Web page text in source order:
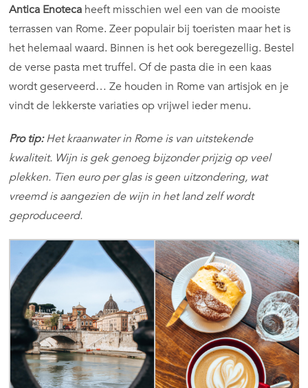
Antica Enoteca heeft misschien wel een van de mooiste
terrassen van Rome. Zeer populair bij toeristen maar het is
het helemaal waard. Binnen is het ook beregezellig. Bestel
de verse pasta met truffel. Of de pasta die in een kaas
wordt geserveerd… Ze houden in Rome van artisjok en je
vindt de lekkerste variaties op vrijwel ieder menu.
Pro tip:Het kraanwater in Rome is van uitstekende
kwaliteit. Wijn is gek genoeg bijzonder prijzig op veel
plekken. Tien euro per glas is geen uitzondering, wat
vreemd is aangezien de wijn in het land zelf wordt
geproduceerd.